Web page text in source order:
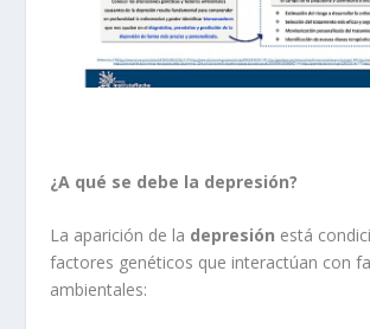
¿A qué se debe la depresión?
La aparición de la depresión está
factores genéticos que interactúan con
ambientales: